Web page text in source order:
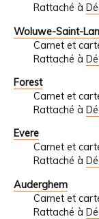
Rattaché à
Woluwe-Saint-
Carnet et
Rattaché à
Forest
Carnet et
Rattaché à
Evere
Carnet et
Rattaché à
Auderghem
Carnet et
Rattaché à